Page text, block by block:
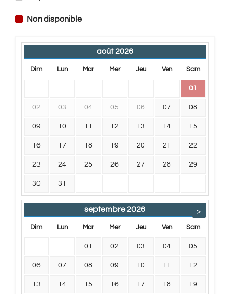
Non disponible
août2026
Dim Lun Mar Mer Jeu Ven Sam
01
02 03 04 05 06 07 08
09 10 11 12 13 14 15
16 17 18 19 20 21 22
23 24 25 26 27 28 29
30 31
septembre2026 >
Dim Lun Mar Mer Jeu Ven Sam
01 02 03 04 05
06 07 08 09 10 11 12
13 14 15 16 17 18 19